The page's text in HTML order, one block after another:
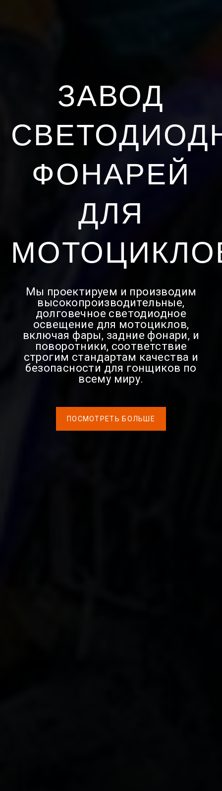
ЗАВОД
ФОНАРЕЙ
ДЛЯ
Мы проектируем и производим
высокопроизводительные,
долговечное светодиодное
освещение для мотоциклов,
включая фары, задние фонари, и
поворотники, соответствие
строгим стандартам качества и
безопасности для гонщиков по
всему миру.
ПОСМОТРЕТЬ БОЛЬШЕ